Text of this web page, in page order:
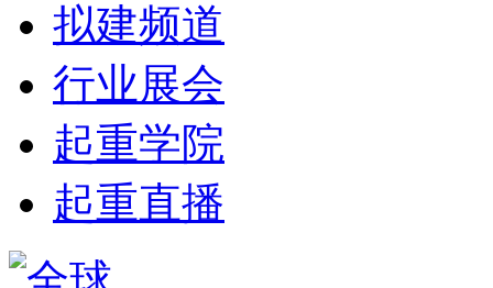
拟建频道
行业展会
起重学院
起重直播